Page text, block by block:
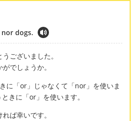
dogs.
ございました。
でしょうか。
に「or」じゃなくて「nor」を使いま
きに「or」を使います。
ば幸いです。